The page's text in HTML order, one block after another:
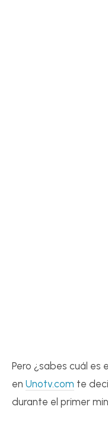
Pero ¿sabes cuál es
en Unotv.com te
durante el primer